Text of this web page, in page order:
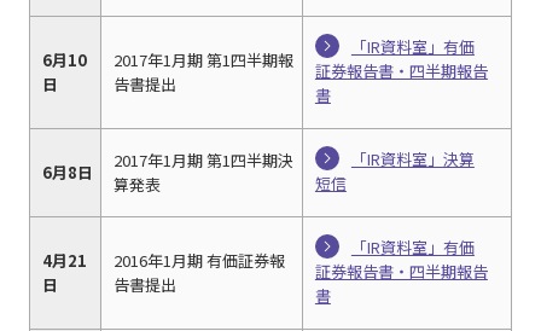
6月10
日
2017年1月期 第1四半期報
告書提出
「IR資料室」有価
証券報告書・四半期報告
書
6月8日
2017年1月期 第1四半期決
算発表
「IR資料室」決算
短信
4月21
日
2016年1月期 有価証券報
告書提出
「IR資料室」有価
証券報告書・四半期報告
書